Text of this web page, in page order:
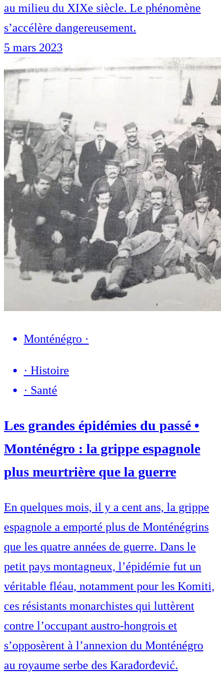
au milieu du XIXe siècle. Le phénomène
s’accélère dangereusement.
5 mars 2023
Monténégro ·
· Histoire
· Santé
Les grandes épidémies du passé •
Monténégro : la grippe espagnole
plus meurtrière que la guerre
En quelques mois, il y a cent ans, la grippe
espagnole a emporté plus de Monténégrins
que les quatre années de guerre. Dans le
petit pays montagneux, l’épidémie fut un
véritable fléau, notamment pour les Komiti,
ces résistants monarchistes qui luttèrent
contre l’occupant austro-hongrois et
s’opposèrent à l’annexion du Monténégro
au royaume serbe des Karađorđević.